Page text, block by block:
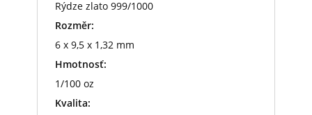
Rýdze zlato 999/1000
Rozměr:
6 x 9,5 x 1,32 mm
Hmotnosť:
1/100 oz
Kvalita: